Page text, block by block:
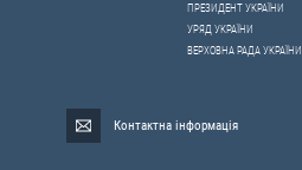
ПРЕЗИДЕНТ УКРАЇНИ
УРЯД УКРАЇНИ
ВЕРХОВНА РАДА УКРАЇНИ
Контактна інформація